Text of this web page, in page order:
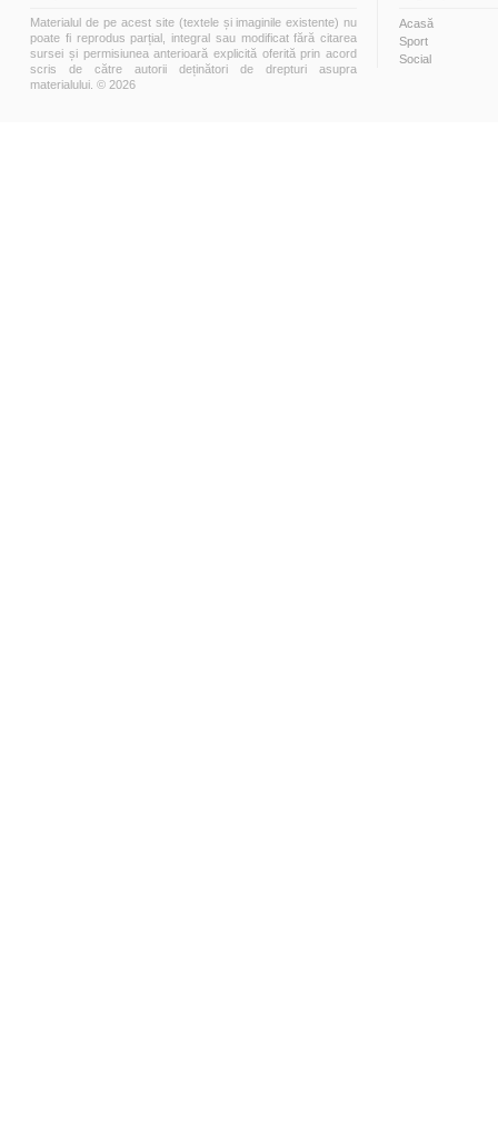
Materialul de pe acest site (textele și imaginile existente) nu
poate fi reprodus parțial, integral sau modificat fără citarea
sursei și permisiunea anterioară explicită oferită prin acord
scris de către autorii deținători de drepturi asupra
materialului. © 2026
Acasă
Sport
Social